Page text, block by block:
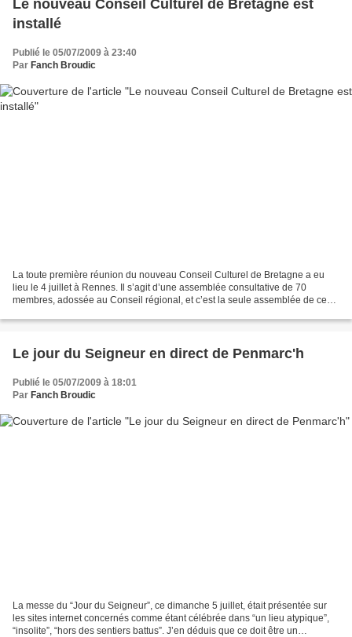
Le nouveau Conseil Culturel de Bretagne est
installé
Publié le 05/07/2009 à 23:40
Par Fanch Broudic
La toute première réunion du nouveau Conseil Culturel de Bretagne a eu
lieu le 4 juillet à Rennes. Il s’agit d’une assemblée consultative de 70
membres, adossée au Conseil régional, et c’est la seule assemblée de ce
Le jour du Seigneur en direct de Penmarc'h
Publié le 05/07/2009 à 18:01
Par Fanch Broudic
La messe du “Jour du Seigneur”, ce dimanche 5 juillet, était présentée sur
les sites internet concernés comme étant célébrée dans “un lieu atypique”,
“insolite”, “hors des sentiers battus”. J’en déduis que ce doit être un